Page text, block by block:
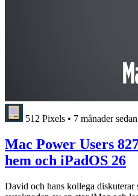
512 Pixels • 7 månader sedan
Mac Power Users
hem och iPadOS 26
David och hans kollega diskuterar